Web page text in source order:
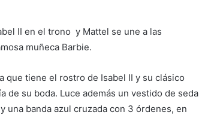
II en el trono y Mattel se une a las
muñeca Barbie.
que tiene el rostro de Isabel II y su clásico
de su boda. Luce además un vestido de seda
una banda azul cruzada con 3 órdenes, en